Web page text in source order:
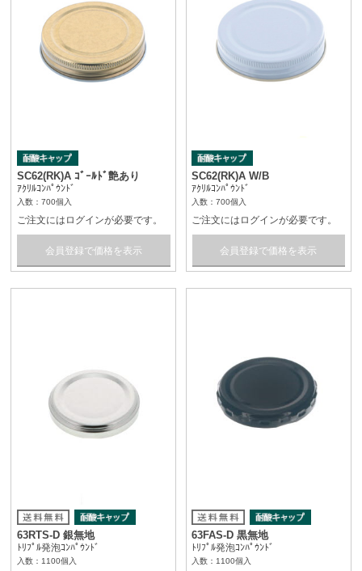
SC62(RK)A ｺﾞｰﾙﾄﾞ艶あり
ｱｸﾘﾙｺﾝﾊﾟｳﾝﾄﾞ
入数：700個入
ご注文にはログインが必要です。
会員登録で価格を表示
SC62(RK)A W/B
ｱｸﾘﾙｺﾝﾊﾟｳﾝﾄﾞ
入数：700個入
ご注文にはログインが必要です。
会員登録で価格を表示
63RTS-D 銀無地
ﾄﾘﾌﾟﾙ発泡ｺﾝﾊﾟｳﾝﾄﾞ
入数：1100個入
63FAS-D 黒無地
ﾄﾘﾌﾟﾙ発泡ｺﾝﾊﾟｳﾝﾄﾞ
入数：1100個入